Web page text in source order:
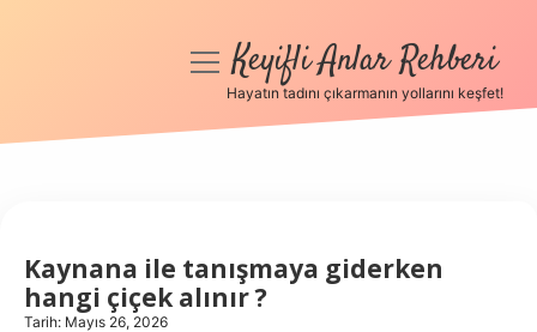
Anasayfa
Hakkımızda
menüyüKeyifli Anlar Rehberi
Hayatın tadını çıkarmanın yollarını keşfet!
Kaynana ile tanışmaya giderken
hangi çiçek alınır ?
Tarih: Mayıs 26, 2026